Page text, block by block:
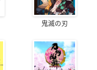
鬼滅の刃